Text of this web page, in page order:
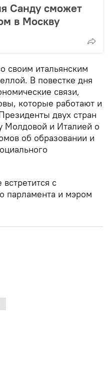
Санду сможет
в Москву
своим итальянским
В повестке дня
связи,
которые работают и
двух стран
Молдовой и Италией о
об образовании и
с
парламента и мэром